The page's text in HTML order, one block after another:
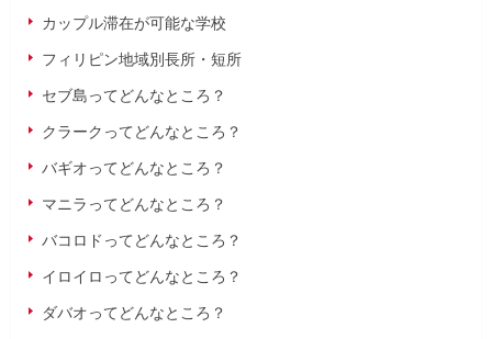
カップル滞在が可能な学校
フィリピン地域別長所・短所
セブ島ってどんなところ？
クラークってどんなところ？
バギオってどんなところ？
マニラってどんなところ？
バコロドってどんなところ？
イロイロってどんなところ？
ダバオってどんなところ？